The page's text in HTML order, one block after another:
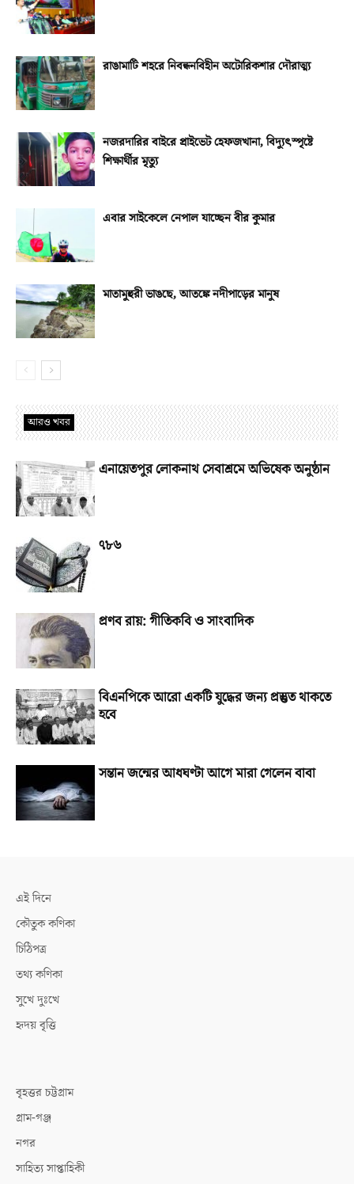
রাঙামাটি শহরে নিবন্ধনবিহীন অটোরিকশার দৌরাত্ম্য
নজরদারির বাইরে প্রাইভেট হেফজখানা, বিদ্যুৎস্পৃষ্টে
শিক্ষার্থীর মৃত্যু
এবার সাইকেলে নেপাল যাচ্ছেন বীর কুমার
মাতামুহুরী ভাঙছে, আতঙ্কে নদীপাড়ের মানুষ
আরও খবর
এনায়েতপুর লোকনাথ সেবাশ্রমে অভিষেক অনুষ্ঠান
৭৮৬
প্রণব রায়: গীতিকবি ও সাংবাদিক
বিএনপিকে আরো একটি যুদ্ধের জন্য প্রস্তুত থাকতে
হবে
সন্তান জন্মের আধঘণ্টা আগে মারা গেলেন বাবা
এই দিনে
কৌতুক কণিকা
চিঠিপত্র
তথ্য কণিকা
সুখে দুঃখে
হৃদয় বৃত্তি
বৃহত্তর চট্টগ্রাম
গ্রাম-গঞ্জ
নগর
সাহিত্য সাপ্তাহিকী